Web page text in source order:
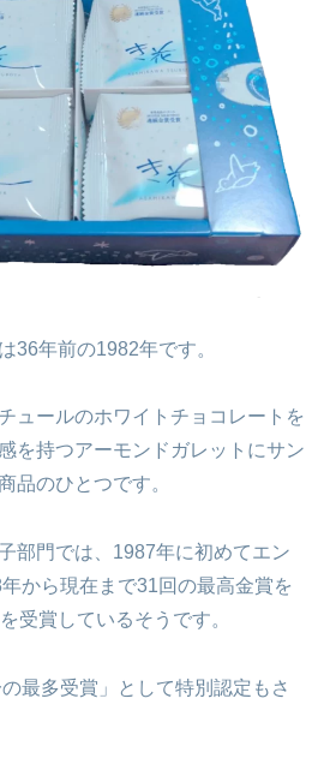
36年前の1982年です。
ュールのホワイトチョコレートを
を持つアーモンドガレットにサン
品のひとつです。
部門では、1987年に初めてエン
から現在まで31回の最高金賞を
受賞しているそうです。
最多受賞」として特別認定もさ